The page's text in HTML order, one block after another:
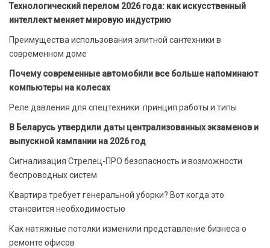
Технологический перелом 2026 года: как искусственный
интеллект меняет мировую индустрию
Преимущества использования элитной сантехники в
современном доме
Почему современные автомобили все больше напоминают
компьютеры на колесах
Реле давления для спецтехники: принцип работы и типы
В Беларусь утвердили даты централизованных экзаменов и
выпускной кампании на 2026 год
Сигнализация Стрелец-ПРО безопасность и возможности
беспроводных систем
Квартира требует генеральной уборки? Вот когда это
становится необходимостью
Как натяжные потолки изменили представление бизнеса о
ремонте офисов